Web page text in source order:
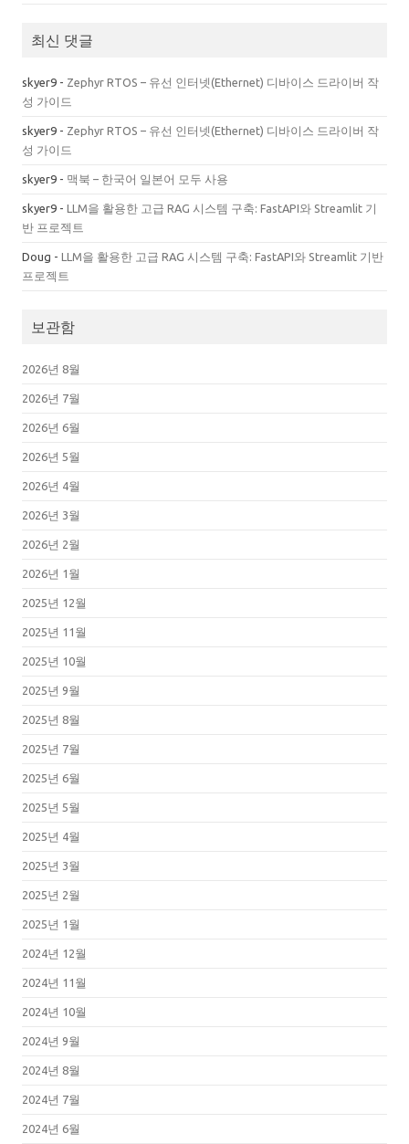
최신 댓글
skyer9 - Zephyr RTOS – 유선 인터넷(Ethernet) 디바이스 드라이버 작
성 가이드
skyer9 - Zephyr RTOS – 유선 인터넷(Ethernet) 디바이스 드라이버 작
성 가이드
skyer9 - 맥북 – 한국어 일본어 모두 사용
skyer9 - LLM을 활용한 고급 RAG 시스템 구축: FastAPI와 Streamlit 기
반 프로젝트
Doug - LLM을 활용한 고급 RAG 시스템 구축: FastAPI와 Streamlit 기반
프로젝트
보관함
2026년 8월
2026년 7월
2026년 6월
2026년 5월
2026년 4월
2026년 3월
2026년 2월
2026년 1월
2025년 12월
2025년 11월
2025년 10월
2025년 9월
2025년 8월
2025년 7월
2025년 6월
2025년 5월
2025년 4월
2025년 3월
2025년 2월
2025년 1월
2024년 12월
2024년 11월
2024년 10월
2024년 9월
2024년 8월
2024년 7월
2024년 6월